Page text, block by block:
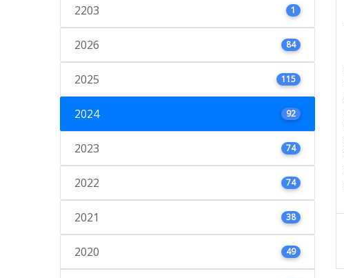
2203 1
2026 84
2025 115
2024 92
2023 74
2022 74
2021 38
2020 49